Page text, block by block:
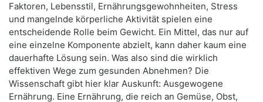
Faktoren, Lebensstil, Ernährungsgewohnheiten, Stress
und mangelnde körperliche Aktivität spielen eine
entscheidende Rolle beim Gewicht. Ein Mittel, das nur auf
eine einzelne Komponente abzielt, kann daher kaum eine
dauerhafte Lösung sein. Was also sind die wirklich
effektiven Wege zum gesunden Abnehmen? Die
Wissenschaft gibt hier klar Auskunft: Ausgewogene
Ernährung. Eine Ernährung, die reich an Gemüse, Obst,